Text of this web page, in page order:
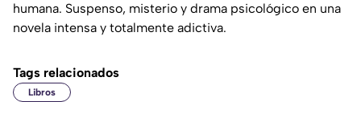
humana. Suspenso, misterio y drama psicológico en una
novela intensa y totalmente adictiva.
Tags relacionados
Libros